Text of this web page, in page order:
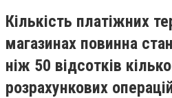
Кількість платіжних
магазинах повинна
ніж 50 відсотків
розрахункових